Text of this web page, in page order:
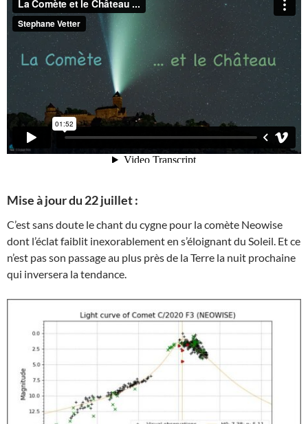
Mise à jour du 22 juillet :
C’est sans doute le chant du cygne pour la comète Neowise
dont l’éclat faiblit inexorablement en s’éloignant du Soleil. Et ce
n’est pas son passage au plus près de la Terre la nuit prochaine
qui inversera la tendance.